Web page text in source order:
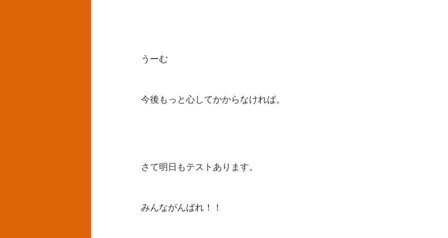
うーむ
今後もっと心してかからなければ。
さて明日もテストあります。
みんながんばれ！！